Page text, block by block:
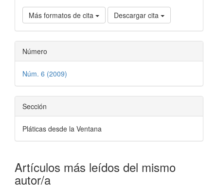
Más formatos de cita Descargar cita
Número
Núm. 6 (2009)
Sección
Pláticas desde la Ventana
Artículos más leídos del mismo
autor/a